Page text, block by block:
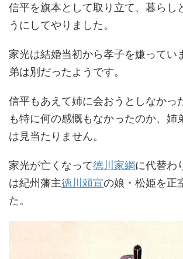
信平を旗本として取り立て、暮らし
うにしてやりました。
家光は結婚当初から孝子を嫌ってい
弟は別だったようです。
信平もあえて姉に会おうとしなかっ
も特に何の感慨もなかったのか、姉
は見当たりません。
家光が亡くなって徳川家綱に代替わ
は紀州藩主徳川頼宣の娘・松姫を正
た。